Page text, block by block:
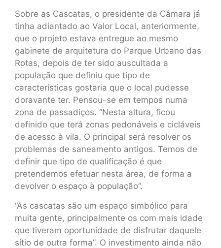
Sobre as Cascatas, o presidente da Câmara já
tinha adiantado ao Valor Local, anteriormente,
que o projeto estava entregue ao mesmo
gabinete de arquitetura do Parque Urbano das
Rotas, depois de ter sido auscultada a
população que definiu que tipo de
características gostaria que o local pudesse
doravante ter. Pensou-se em tempos numa
zona de passadiços. “Nesta altura, ficou
definido que terá zonas pedonáveis e cicláveis
de acesso à vila. O principal será resolver os
problemas de saneamento antigos. Temos de
definir que tipo de qualificação é que
pretendemos efetuar nesta área, de forma a
devolver o espaço à população”.
“As cascatas são um espaço simbólico para
muita gente, principalmente os com mais idade
que tiveram oportunidade de disfrutar daquele
sítio de outra forma”. O investimento ainda não